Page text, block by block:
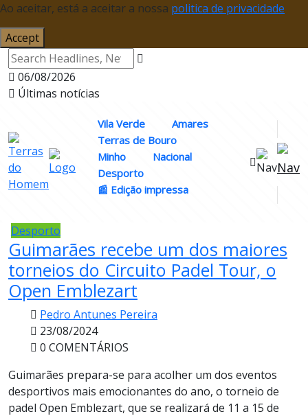
Ao aceitar, está a aceitar a nossa politica de privacidade
Accept
06/08/2026
Últimas notícias
Vila Verde
Amares
Terras de Bouro
Minho
Nacional
Desporto
📰 Edição impressa
Desporto
Guimarães recebe um dos maiores
torneios do Circuito Padel Tour, o
Open Emblezart
Pedro Antunes Pereira
23/08/2024
0 COMENTÁRIOS
Guimarães prepara-se para acolher um dos eventos
desportivos mais emocionantes do ano, o torneio de
padel Open Emblezart, que se realizará de 11 a 15 de